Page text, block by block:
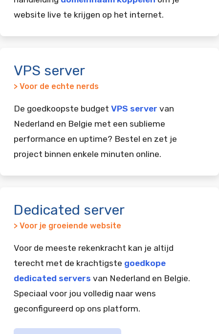
website live te krijgen op het internet.
VPS server
> Voor de echte nerds
De goedkoopste budget VPS server van
Nederland en Belgie met een sublieme
performance en uptime? Bestel en zet je
project binnen enkele minuten online.
Dedicated server
> Voor je groeiende website
Voor de meeste rekenkracht kan je altijd
terecht met de krachtigste goedkope
dedicated servers van Nederland en Belgie.
Speciaal voor jou volledig naar wens
geconfigureerd op ons platform.